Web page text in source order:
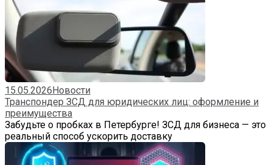
15.05.2026Новости
Транспондер ЗСД для юридических лиц: оформление и
преимущества
Забудьте о пробках в Петербурге! ЗСД для бизнеса — это
реальный способ ускорить доставку